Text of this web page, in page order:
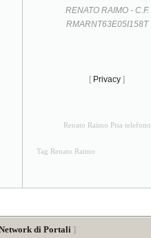
RENATO RAIMO - C.F.
RMARNT63E05I158T
[ Privacy ]
Renato Raimo Pisa telefono
Tag Renato Raimo
di Portali ]